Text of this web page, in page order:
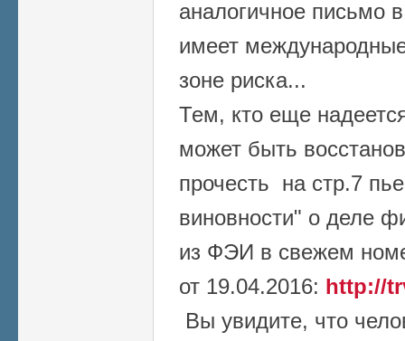
аналогичное письмо
имеет
зоне риска...
Тем, кто еще
может быть
прочесть на стр.7
виновности" о деле
из ФЭИ в свежем
от 19.04.2016: http://
Вы увидите, что